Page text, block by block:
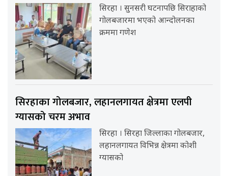
सिरहा । सुनसरी घटनापछि सिराहाको
गोलबजारमा भएको आन्दोलनका
क्रममा गणेश
सिरहाका गोलबजार, लहानलगायत क्षेत्रमा एलपी
ग्यासको चरम अभाव
सिरहा । सिरहा जिल्लाका गोलबजार,
लहानलगायत विभिन्न क्षेत्रमा कोशी
ग्यासको